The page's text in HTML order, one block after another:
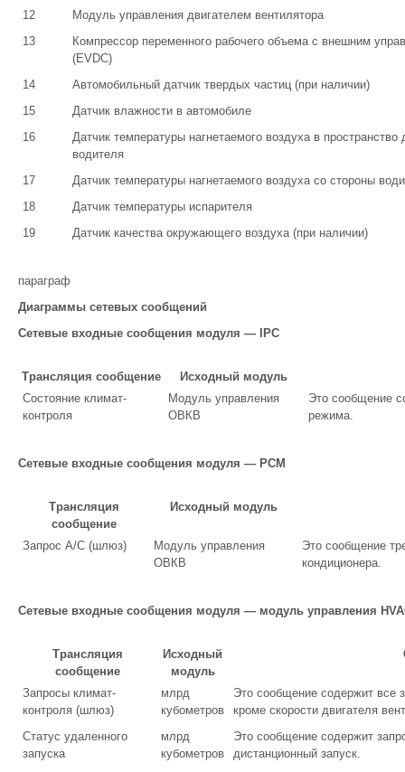
12
Модуль управления двигателем вентилятора
13
Компрессор переменного рабочего объема с внешним
(EVDC)
14
Автомобильный датчик твердых частиц (при наличии)
15
Датчик влажности в автомобиле
16
Датчик температуры нагнетаемого воздуха в пространство
водителя
17
Датчик температуры нагнетаемого воздуха со стороны
18
Датчик температуры испарителя
19
Датчик качества окружающего воздуха (при наличии)
параграф
Диаграммы сетевых сообщений
Сетевые входные сообщения модуля — IPC
Трансляция сообщение
Исходный модуль
Состояние климат-
контроля
Модуль управления
ОВКВ
Это сообщение
режима.
Сетевые входные сообщения модуля — PCM
Трансляция
сообщение
Исходный модуль
Запрос A/C (шлюз)
Модуль управления
ОВКВ
Это сообщение
кондиционера.
Сетевые входные сообщения модуля — модуль управления
Трансляция
сообщение
Исходный
модуль
Запросы климат-
контроля (шлюз)
млрд
кубометров
Это сообщение содержит все
кроме скорости двигателя
Статус удаленного
запуска
млрд
кубометров
Это сообщение содержит
дистанционный запуск.